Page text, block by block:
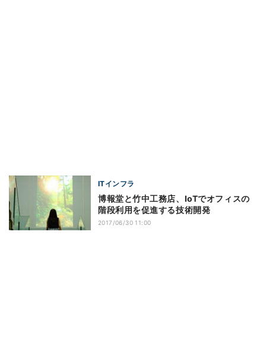
ITインフラ
博報堂と竹中工務店、IoTでオフィスの
階段利用を促進する技術開発
2017/06/30 11:00